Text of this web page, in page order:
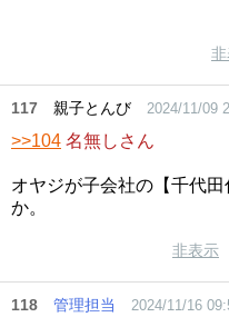
117 親子とんび 2024/11/09
>>104 名無しさん
オヤジが子会社の【千代
か。
非表示
118 管理担当 2024/11/16